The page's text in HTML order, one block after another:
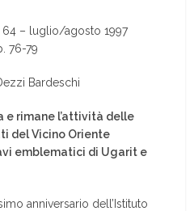
– luglio/agosto 1997
76-79
Bardeschi
e rimane l’attività delle
del Vicino Oriente
emblematici di Ugarit e
anniversario dell’Istituto